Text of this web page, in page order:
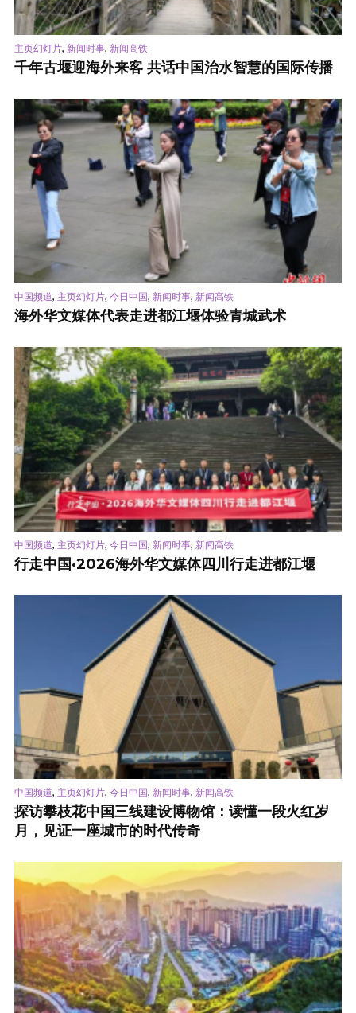
主页幻灯片, 新闻时事, 新闻高铁
千年古堰迎海外来客 共话中国治水智慧的国际传播
中国频道, 主页幻灯片, 今日中国, 新闻时事, 新闻高铁
海外华文媒体代表走进都江堰体验青城武术
中国频道, 主页幻灯片, 今日中国, 新闻时事, 新闻高铁
行走中国·2026海外华文媒体四川行走进都江堰
中国频道, 主页幻灯片, 今日中国, 新闻时事, 新闻高铁
探访攀枝花中国三线建设博物馆：读懂一段火红岁
月，见证一座城市的时代传奇